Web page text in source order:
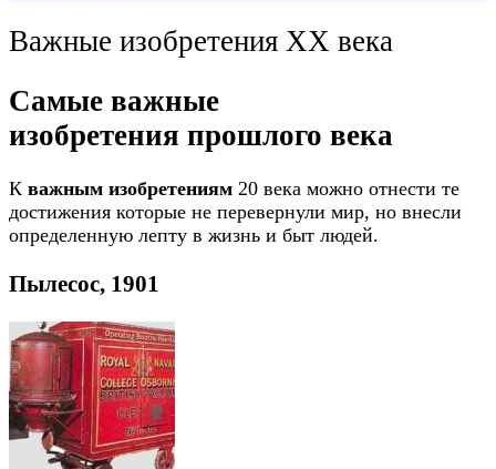
Важные изобретения XX века
Самые важные
изобретения прошлого века
К важным изобретениям 20 века можно отнести те
достижения которые не перевернули мир, но внесли
определенную лепту в жизнь и быт людей.
Пылесос, 1901